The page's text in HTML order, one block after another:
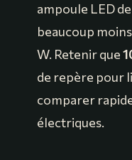
ampoule LED
beaucoup
W. Retenir que
de repère pour
comparer
électriques.